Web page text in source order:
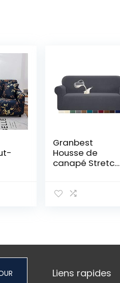
Granbest
Housse de
canapé Stretch
Jacquard avec
Liens rapides